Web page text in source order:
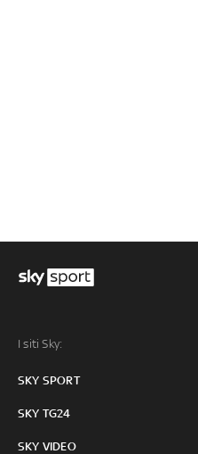
I siti Sky:
SKY SPORT
SKY TG24
SKY VIDEO